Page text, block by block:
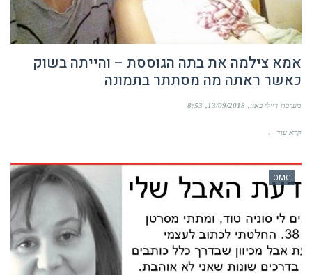
אמא צילמה את בתה הגוססת – והייתה בשוק
כאשר ראתה מה מסתתר בתמונה
מערכת דיילי באזז 13/09/2018
8:53
קרא עוד ←
OMG